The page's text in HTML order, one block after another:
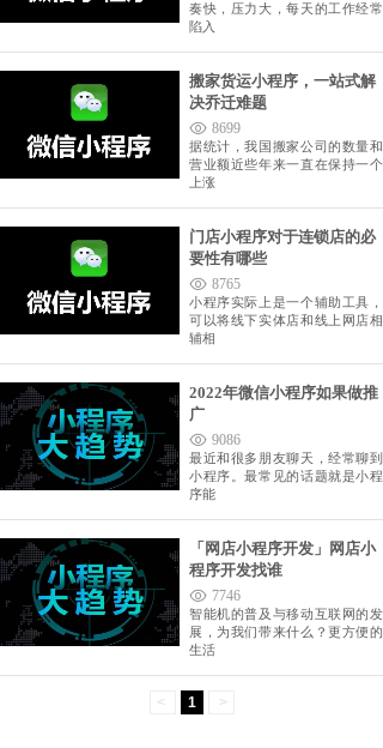
奏快，压力大，每天的工作经常
陷入
搬家货运小程序，一站式解
决乔迁难题
8699
据统计，我国搬家公司的数量和
营业额近些年来一直在保持一个
上涨
门店小程序对于连锁店的必
要性有哪些
8765
小程序实际上是一个辅助工具，
可以将线下实体店和线上网店相
辅相
2022年微信小程序如果做推
广
9086
最近和很多朋友聊天，经常聊到
小程序。最常见的话题就是小程
序能
「网店小程序开发」网店小
程序开发找谁
7746
智能机的普及与移动互联网的发
展，为我们带来什么？更方便的
生活
< 1 >